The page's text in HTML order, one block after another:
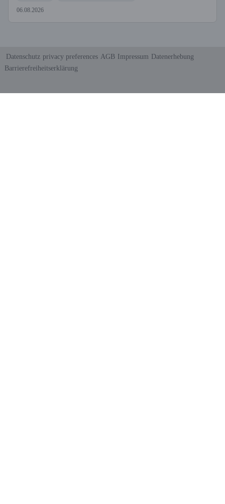
06.08.2026
Datenschutz privacy preferences AGB Impressum Datenerhebung
Barrierefreiheitserklärung